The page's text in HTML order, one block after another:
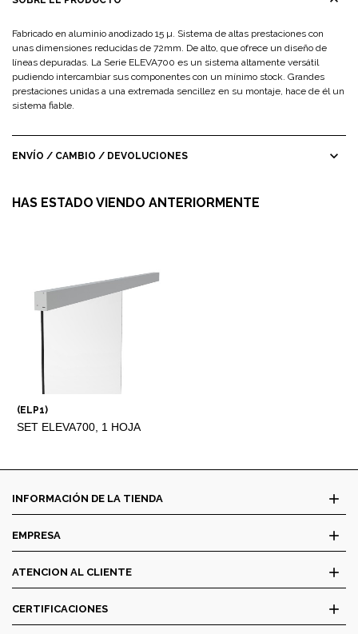
Fabricado en aluminio anodizado 15 µ. Sistema de altas prestaciones con
unas dimensiones reducidas de 72mm. De alto, que ofrece un diseño de
líneas depuradas. La Serie ELEVA700 es un sistema altamente versátil
pudiendo intercambiar sus componentes con un mínimo stock. Grandes
prestaciones unidas a una extremada sencillez en su montaje, hace de él un
sistema fiable.
expand_more
ENVÍO / CAMBIO / DEVOLUCIONES
HAS ESTADO VIENDO ANTERIORMENTE
SET ELEVA700, 1 HOJA
(ELP1)
INFORMACIÓN DE LA TIENDA add
EMPRESA add
ATENCION AL CLIENTE add
CERTIFICACIONES add